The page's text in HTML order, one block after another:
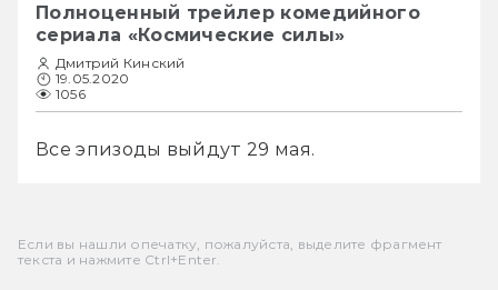
Полноценный трейлер комедийного
сериала «Космические силы»
Дмитрий Кинский
19.05.2020
1056
Все эпизоды выйдут 29 мая.
Если вы нашли опечатку, пожалуйста, выделите фрагмент
текста и нажмите Ctrl+Enter.